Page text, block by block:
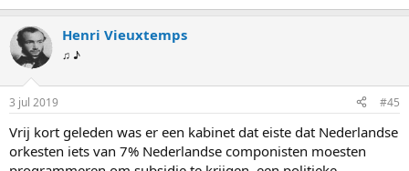
Henri Vieuxtemps
♫ ♪
3 jul 2019 #45
Vrij kort geleden was er een kabinet dat eiste dat Nederlandse
orkesten iets van 7% Nederlandse componisten moesten